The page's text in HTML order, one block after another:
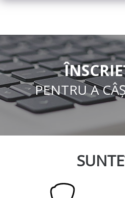
PENTRU A